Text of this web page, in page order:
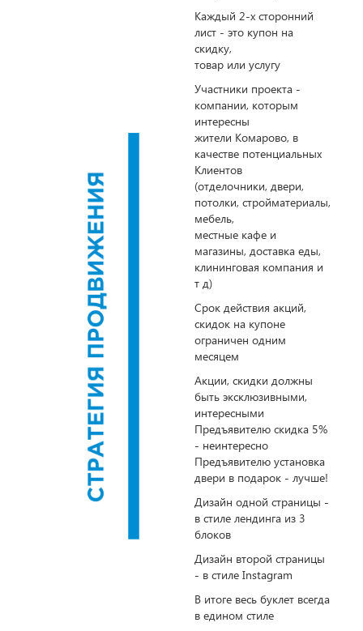
Каждый 2-х сторонний
лист - это купон на
скидку,
товар или услугу
Участники проекта -
компании, которым
интересны
жители Комарово, в
качестве потенциальных
Клиентов
(отделочники, двери,
потолки, стройматериалы,
мебель,
местные кафе и
магазины, доставка еды,
клининговая компания и
т д)
Срок действия акций,
скидок на купоне
ограничен одним
месяцем
Акции, скидки должны
быть эксклюзивными,
интересными
Предъявителю скидка 5%
- неинтересно
Предъявителю установка
двери в подарок - лучше!
Дизайн одной страницы -
в стиле лендинга из 3
блоков
Дизайн второй страницы
- в стиле Instagram
В итоге весь буклет всегда
в едином стиле